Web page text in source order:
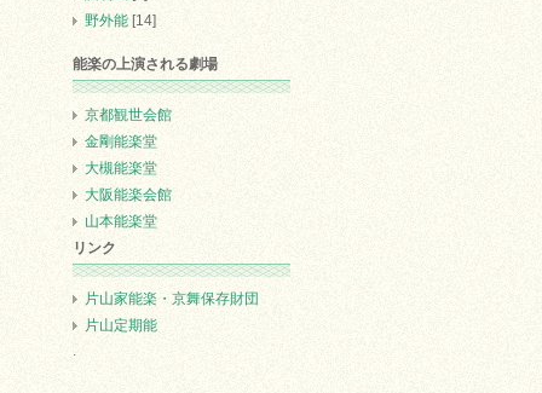
野外能 [14]
能楽の上演される劇場
京都観世会館
金剛能楽堂
大槻能楽堂
大阪能楽会館
山本能楽堂
リンク
片山家能楽・京舞保存財団
片山定期能
.